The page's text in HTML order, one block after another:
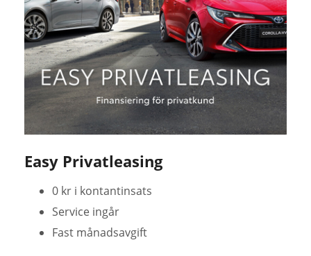
Easy Privatleasing
0 kr i kontantinsats
Service ingår
Fast månadsavgift